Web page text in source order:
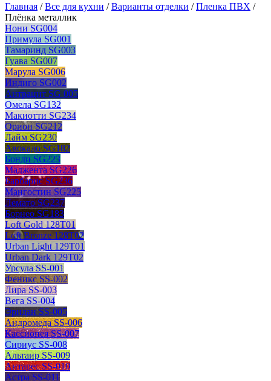
Главная /Все для кухни /Варианты отделки /Пленка ПВХ /
Плёнка металлик
Нони SG004
Примула SG001
Тамаринд SG003
Гуава SG007
Марула SG006
Индиго SG002
Антрацит SG 005
Омела SG132
Макиотти SG234
Орион SG212
Лайм SG230
Авокадо SG182
Бонди SG223
Маджента SG226
Барбарис SG236
Мангостин SG225
Лемато SG237
Борнео SG183
Loft Gold 128T01
Loft Bronze 128T02
Urban Light 129T01
Urban Dark 129T02
Урсула SS-001
Феникс SS-002
Лира SS-003
Вега SS-004
Эридан SS-005
Андромеда SS-006
Кассиопея SS-007
Сириус SS-008
Альтаир SS-009
Антарес SS-010
Астра SS-011